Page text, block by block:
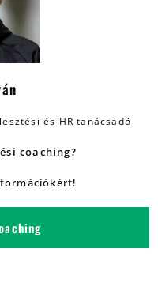
és HR tanácsadó
coaching?